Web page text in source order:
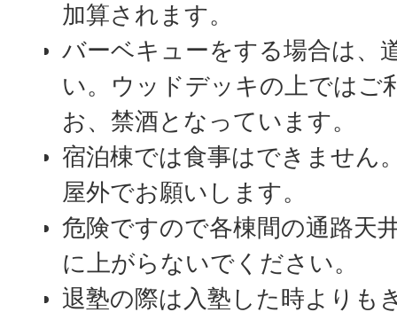
加算されます。
バーベキューをする場合は、
い。ウッドデッキの上ではご
お、禁酒となっています。
宿泊棟では食事はできません
屋外でお願いします。
危険ですので各棟間の通路天
に上がらないでください。
退塾の際は入塾した時よりも